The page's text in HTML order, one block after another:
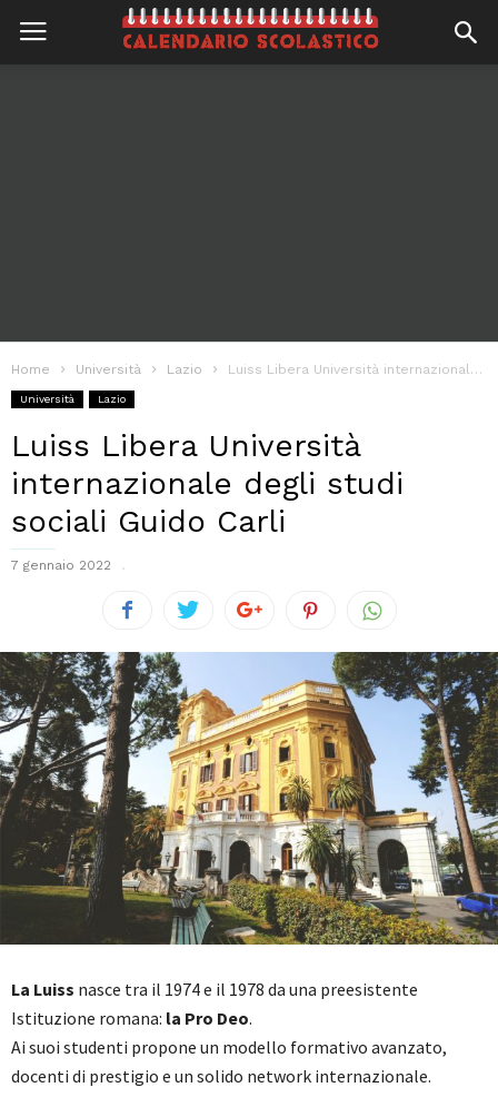
Home Università Lazio Luiss Libera Università internazionale degli studi sociali Guido Carli
Università Lazio
Luiss Libera Università
internazionale degli studi
sociali Guido Carli
7 gennaio 2022
La Luiss nasce tra il 1974 e il 1978 da una preesistente
Istituzione romana: la Pro Deo.
Ai suoi studenti propone un modello formativo avanzato,
docenti di prestigio e un solido network internazionale.